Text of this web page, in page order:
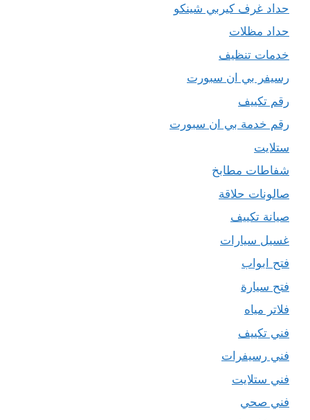
حداد غرف كيربي شينكو
حداد مظلات
خدمات تنظيف
رسيفر بي ان سبورت
رقم تكييف
رقم خدمة بي ان سبورت
ستلايت
شفاطات مطابخ
صالونات حلاقة
صيانة تكييف
غسيل سيارات
فتح ابواب
فتح سيارة
فلاتر مياه
فني تكييف
فني رسيفرات
فني ستلايت
فني صحي